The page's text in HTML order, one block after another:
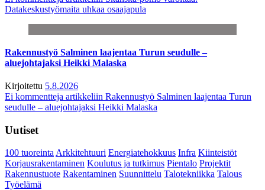
Datakeskustyömaita uhkaa osaajapula
Rakennustyö Salminen laajentaa Turun seudulle –
aluejohtajaksi Heikki Malaska
Kirjoitettu 5.8.2026
Ei kommentteja artikkeliin Rakennustyö Salminen laajentaa Turun
seudulle – aluejohtajaksi Heikki Malaska
Uutiset
100 tuoreintaArkkitehtuuri Energiatehokkuus Infra Kiinteistöt
Korjausrakentaminen Koulutus ja tutkimus Pientalo Projektit
Rakennustuote Rakentaminen Suunnittelu Talotekniikka Talous
Työelämä